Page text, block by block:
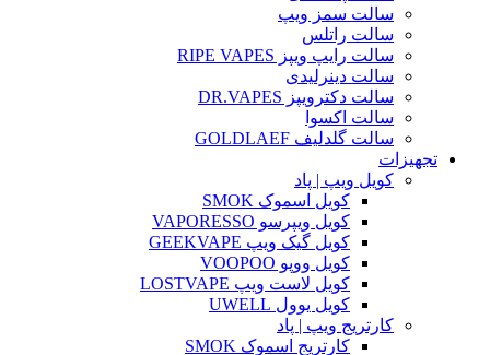
سالت سمز ویپ
سالت راتلس
سالت رایپ ویپز RIPE VAPES
سالت دینرلیدی
سالت دکترویپز DR.VAPES
سالت اکسوا
سالت گلدلیف GOLDLAEF
تجهیزات
کویل ویپ | پاد
کویل اسموک SMOK
کویل ویپرسو VAPORESSO
کویل گیک ویپ GEEKVAPE
کویل ووپو VOOPOO
کویل لاست ویپ LOSTVAPE
کویل یوول UWELL
کارتریج ویپ | پاد
کارتریج اسموک SMOK